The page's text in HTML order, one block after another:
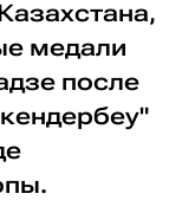
медали
после